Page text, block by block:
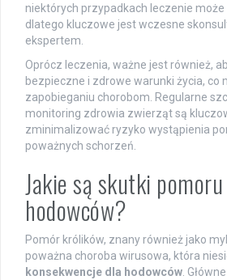
niektórych przypadkach leczenie
dlatego kluczowe jest wczesne
ekspertem.
Oprócz leczenia, ważne jest również,
bezpieczne i zdrowe warunki życia, co
zapobieganiu chorobom. Regularne
monitoring zdrowia zwierząt są
zminimalizować ryzyko wystąpienia
poważnych schorzeń.
Jakie są skutki
hodowców?
Pomór królików, znany również jako
poważna choroba wirusowa, która
konsekwencje dla hodowców .